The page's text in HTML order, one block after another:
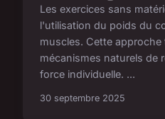
Les exercices sans
l'utilisation du poids du
muscles. Cette approche
mécanismes naturels de
force individuelle. ...
30 septembre 2025